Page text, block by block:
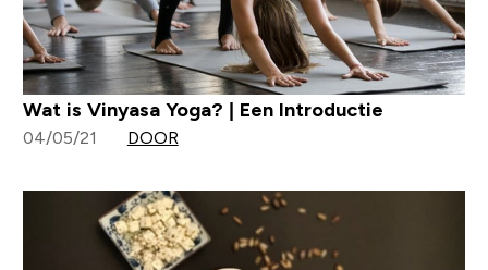
Wat is Vinyasa Yoga? | Een Introductie
04/05/21 DOOR